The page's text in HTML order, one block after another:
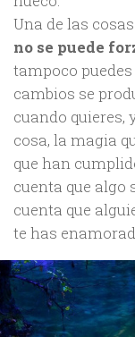
Una de las
no se puede
tampoco
cambios se
cuando quieres,
cosa, la magia
que han
cuenta que algo
cuenta que
te has